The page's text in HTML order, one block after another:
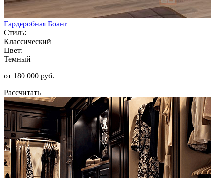
Гардеробная Боанг
Стиль:
Классический
Цвет:
Темный
от 180 000 руб.
Рассчитать